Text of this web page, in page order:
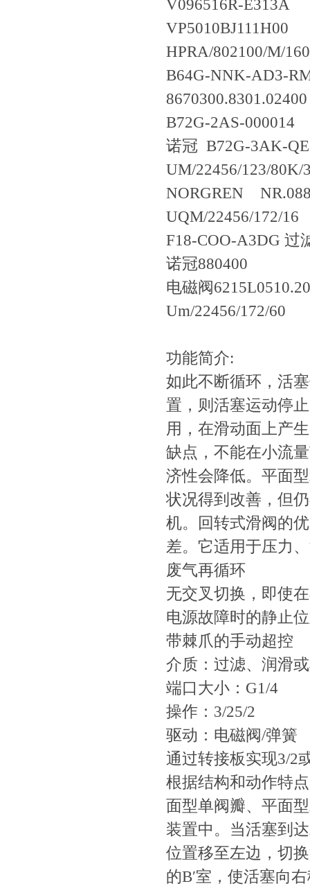
V096516R-E313A
VP5010BJ111H00
HPRA/802100/M/160
B64G-NNK-AD3-
B72G-2AS-000014
诺冠 B72G-3AK-
UM/22456/123/80K/
NORGREN
UQM/22456/172/16
F18-COO-A3DG 过
诺冠880400
电磁阀
Um/22456/172/60
功能简介:
如此不断循环，
置，则活塞运动
用，在滑动面上产生
缺点，不能在小流
济性会降低。平
状况得到改善，但
机。回转式滑阀的
差。它适用于压力
废气再循环
无交叉切换，
电源故障时的静止
带棘爪的手动超控
介质：过滤、
端口大小：G1/4
操作：3/25/2
驱动：电磁阀/弹簧
通过转接板实现3/2
根据结构和动作特点
面型单阀瓣、平
装置中。当活塞到
位置移至左边，切
的B′室，使活塞向